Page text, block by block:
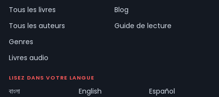
Tous les livres
Tous les auteurs
Genres
Livres audio
Blog
Guide de lecture
LISEZ DANS VOTRE LANGUE
বাংলা English Español